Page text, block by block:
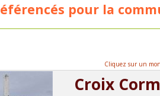
pour la
Cliquez sur un
Croix